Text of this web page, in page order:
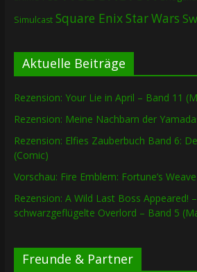
Simulcast Square EnixStar Wars
Aktuelle Beiträge
Rezension: Your Lie in April – Band 11
Rezension: Meine Nachbarn der
Rezension: Elfies Zauberbuch Band 6:
(Comic)
Vorschau: Fire Emblem: Fortune’s
Rezension: A Wild Last Boss Appeared!
schwarzgeflügelte Overlord – Band 5
Freunde & Partner